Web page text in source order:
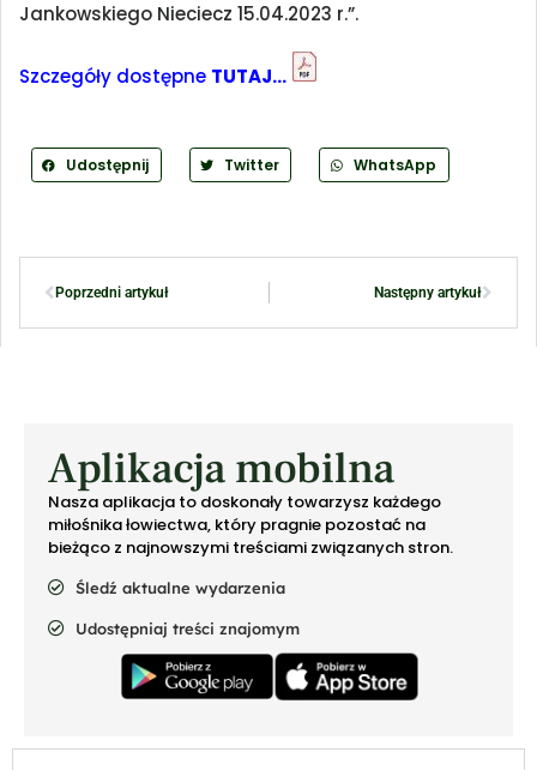
Jankowskiego Nieciecz 15.04.2023 r.”.
Szczegóły dostępne TUTAJ…
Udostępnij Twitter WhatsApp
Poprzedni artykuł Następny artykuł
Aplikacja mobilna
Nasza aplikacja to doskonały towarzysz każdego
miłośnika łowiectwa, który pragnie pozostać na
bieżąco z najnowszymi treściami związanych stron.
Śledź aktualne wydarzenia
Udostępniaj treści znajomym